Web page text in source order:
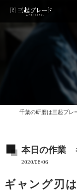
本日の作業
2020/08/06
ギャング刃